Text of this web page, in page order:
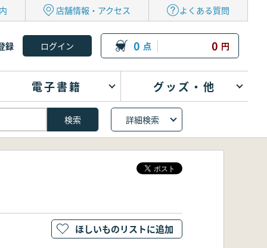
店舗情報・アクセス よくある質問
録 0 点 0 円
電子書籍 グッズ・他
詳細検索
ほしいものリストに追加